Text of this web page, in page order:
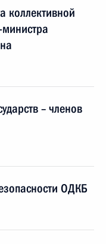
коллективной
– членов
ОДКБ